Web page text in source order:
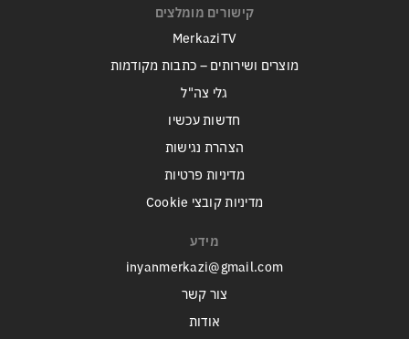
קישורים מומלצים
MerkaziTV
מוצרים ושירותים – כתבות מקודמות
גלי צה"ל
חדשות עכשיו
הצהרת נגישות
מדיניות פרטיות
מדיניות קובצי Cookie
מידע
inyanmerkazi@gmail.com
צור קשר
אודות